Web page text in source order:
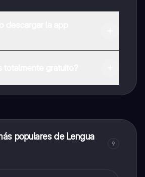
populares de Lengua
9